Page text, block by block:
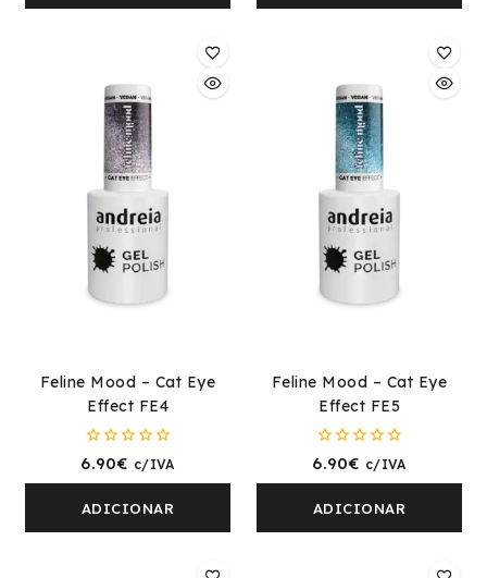
Feline Mood – Cat Eye
Effect FE4
0
5
6.90€ c/IVA
ADICIONAR
Feline Mood – Cat Eye
Effect FE5
0
5
6.90€ c/IVA
ADICIONAR